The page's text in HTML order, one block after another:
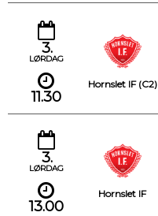
3.
LØRDAG
11.30
Hornslet IF (C2)
3.
LØRDAG
13.00
Hornslet IF